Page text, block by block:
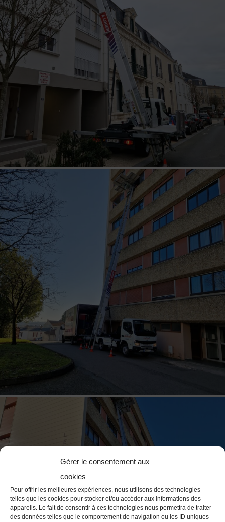
Gérer le consentement aux
cookies
Pour offrir les meilleures expériences, nous utilisons des technologies
telles que les cookies pour stocker et/ou accéder aux informations des
appareils. Le fait de consentir à ces technologies nous permettra de traiter
des données telles que le comportement de navigation ou les ID uniques